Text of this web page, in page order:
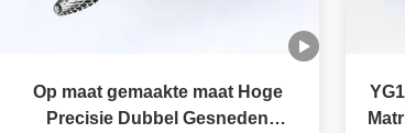
Op maat gemaakte maat Hoge
Precisie Dubbel Gesneden